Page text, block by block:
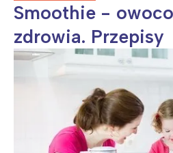
Smoothie -
zdrowia. Przepisy